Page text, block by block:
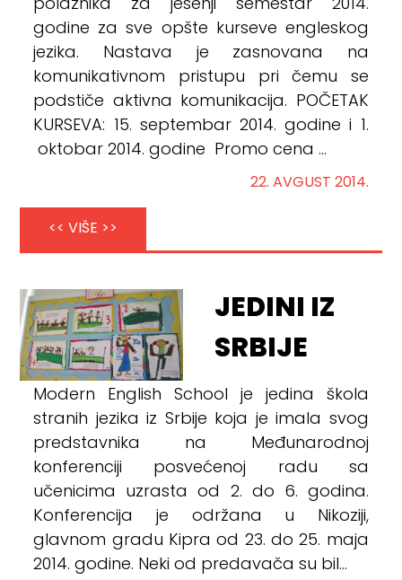
godine za sve opšte kurseve engleskog
jezika. Nastava je zasnovana na
komunikativnom pristupu pri čemu se
podstiče aktivna komunikacija. POČETAK
KURSEVA: 15. septembar 2014. godine i 1.
oktobar 2014. godine Promo cena ...
22. AVGUST 2014.
<< VIŠE >>
JEDINI IZ
SRBIJE
Modern English School je jedina škola
stranih jezika iz Srbije koja je imala svog
predstavnika na Međunarodnoj
konferenciji posvećenoj radu sa
učenicima uzrasta od 2. do 6. godina.
Konferencija je održana u Nikoziji,
glavnom gradu Kipra od 23. do 25. maja
2014. godine. Neki od predavača su bil...